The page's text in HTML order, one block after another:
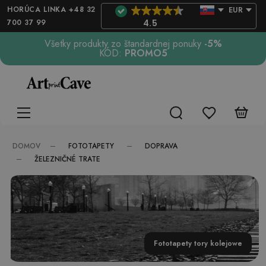
HORÚCA LINKA +48 32
700 37 99
4.5
EUR
Všetky produkty zo štandardnej ponuky -5%
KÓD: PROMO5
DOMOV FOTOTAPETY
DOPRAVA
ŽELEZNIČNÉ TRATE
Fototapety tory kolejowe